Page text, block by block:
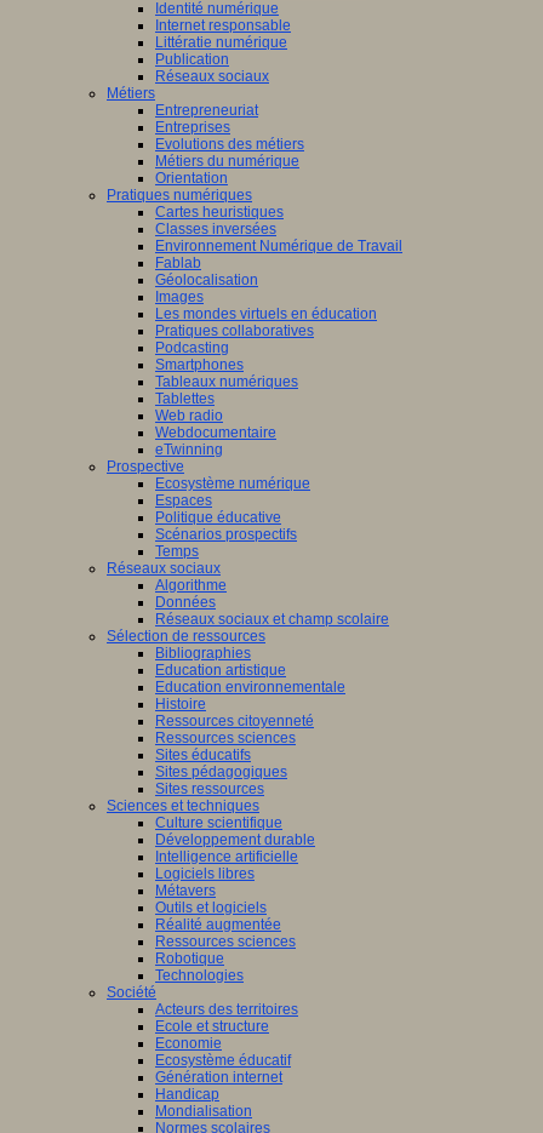
Identité numérique
Internet responsable
Littératie numérique
Publication
Réseaux sociaux
Métiers
Entrepreneuriat
Entreprises
Evolutions des métiers
Métiers du numérique
Orientation
Pratiques numériques
Cartes heuristiques
Classes inversées
Environnement Numérique de Travail
Fablab
Géolocalisation
Images
Les mondes virtuels en éducation
Pratiques collaboratives
Podcasting
Smartphones
Tableaux numériques
Tablettes
Web radio
Webdocumentaire
eTwinning
Prospective
Ecosystème numérique
Espaces
Politique éducative
Scénarios prospectifs
Temps
Réseaux sociaux
Algorithme
Données
Réseaux sociaux et champ scolaire
Sélection de ressources
Bibliographies
Education artistique
Education environnementale
Histoire
Ressources citoyenneté
Ressources sciences
Sites éducatifs
Sites pédagogiques
Sites ressources
Sciences et techniques
Culture scientifique
Développement durable
Intelligence artificielle
Logiciels libres
Métavers
Outils et logiciels
Réalité augmentée
Ressources sciences
Robotique
Technologies
Société
Acteurs des territoires
Ecole et structure
Economie
Ecosystème éducatif
Génération internet
Handicap
Mondialisation
Normes scolaires